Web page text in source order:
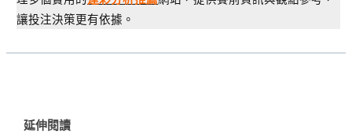
讓投注決策更有依據。
延伸閱讀